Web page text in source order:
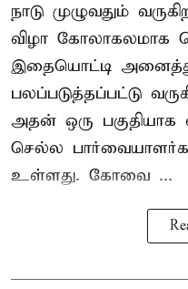
நாடு முழுவதும்
விழா கோலாகலமாக
இதையொட்டி அனைத்து
பலப்படுத்தப்பட்டு
அதன் ஒரு பகுதியாக
செல்ல
உள்ளது. கோவை ...